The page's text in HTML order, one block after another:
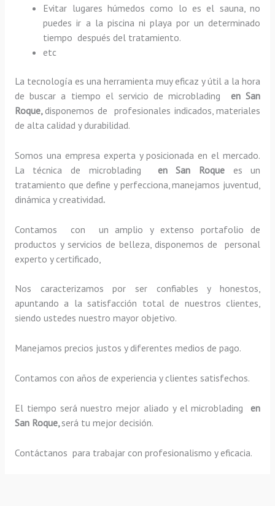
Evitar lugares húmedos como lo es el sauna, no
puedes ir a la piscina ni playa por un determinado
tiempo después del tratamiento.
etc
La tecnología es una herramienta muy eficaz y útil a la hora
de buscar a tiempo el servicio de microblading en San
Roque,disponemos de profesionales indicados, materiales
de alta calidad y durabilidad.
Somos una empresa experta y posicionada en el mercado.
La técnica de microblading en San Roque es un
tratamiento que define y perfecciona, manejamos juventud,
dinámica y creatividad.
Contamos con un amplio y extenso portafolio de
productos y servicios de belleza, disponemos de personal
experto y certificado,
Nos caracterizamos por ser confiables y honestos,
apuntando a la satisfacción total de nuestros clientes,
siendo ustedes nuestro mayor objetivo.
Manejamos precios justos y diferentes medios de pago.
Contamos con años de experiencia y clientes satisfechos.
El tiempo será nuestro mejor aliado y elmicroblading en
San Roque, será tu mejor decisión.
Contáctanos para trabajar con profesionalismo y eficacia.